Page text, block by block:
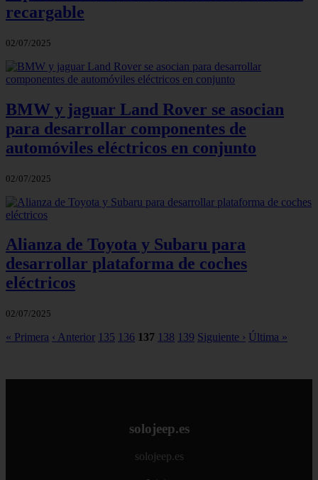
recargable
02/07/2025
BMW y jaguar Land Rover se asocian
para desarrollar componentes de
automóviles eléctricos en conjunto
02/07/2025
Alianza de Toyota y Subaru para
desarrollar plataforma de coches
eléctricos
02/07/2025
« Primera ‹ Anterior 135 136 137 138 139 Siguiente › Última »
solojeep.es
solojeep.es